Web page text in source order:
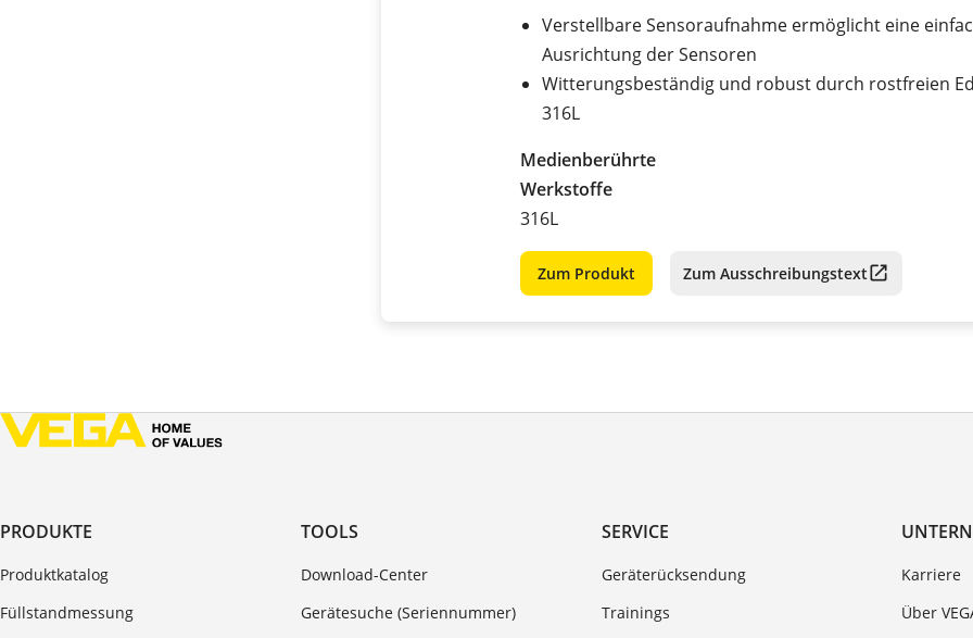
Verstellbare Sensoraufnahme ermöglicht eine
Ausrichtung der Sensoren
Witterungsbeständig und robust durch rostfreien
316L
Medienberührte
Werkstoffe
316L
Zum Produkt Zum Ausschreibungstext
PRODUKTE
Produktkatalog
Füllstandmessung
TOOLS
Download-Center
Gerätesuche (Seriennummer)
SERVICE
Geräterücksendung
Trainings
Karriere
Über